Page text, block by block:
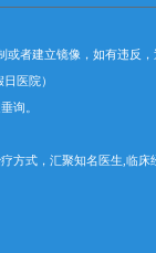
或者建立镜像，如有违反
医院）
询。
方式，汇聚知名医生,临床